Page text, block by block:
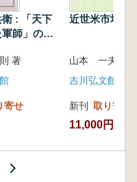
: 「天下
師」の実
著
寄せ
近世米市場の
山本 一夫
吉川弘文館
新刊 取り寄せ
11,000円